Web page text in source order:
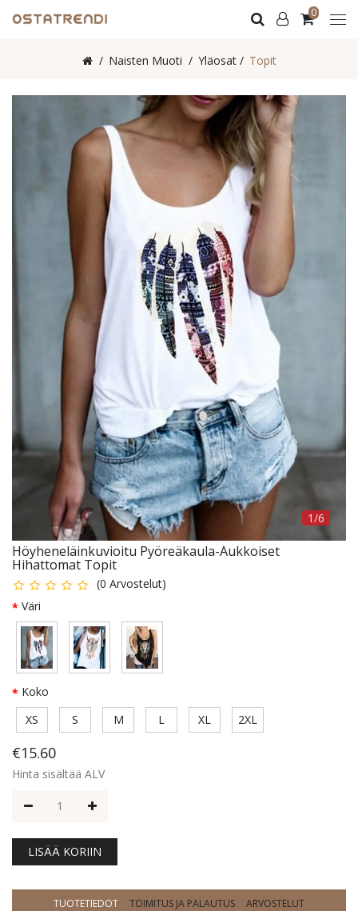
0
Naisten Muoti Yläosat Topit
1/6
Höyheneläinkuvioitu Pyöreäkaula-Aukkoiset
Hihattomat Topit
(0 Arvostelut)
Väri
Koko
XS
S M L XL 2XL
€15.60
Hinta sisältää ALV
LISÄÄ KORIIN
TUOTETIEDOT TOIMITUS JA PALAUTUS ARVOSTELUT